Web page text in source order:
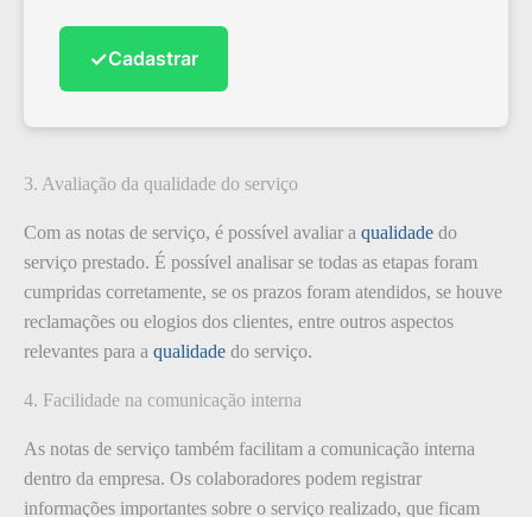
✓Cadastrar
3. Avaliação da qualidade do serviço
Com as notas de serviço, é possível avaliar a qualidade do
serviço prestado. É possível analisar se todas as etapas foram
cumpridas corretamente, se os prazos foram atendidos, se houve
reclamações ou elogios dos clientes, entre outros aspectos
relevantes para a qualidade do serviço.
4. Facilidade na comunicação interna
As notas de serviço também facilitam a comunicação interna
dentro da empresa. Os colaboradores podem registrar
informações importantes sobre o serviço realizado, que ficam